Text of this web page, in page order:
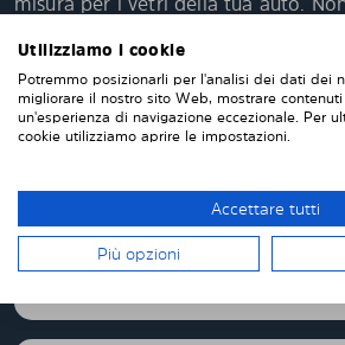
vengono consegnati pretagliati con
perfetta. Abbiamo pannelli oscurati
oltre 4500 differenti modelli di
Quale è il livello di oscuramento
Utilizziamo i cookie
Potremmo posizionarli per l'analisi dei dati dei
migliorare il nostro sito Web, mostrare
un'esperienza di navigazione eccezionale. Per
cookie utilizziamo aprire le impostazioni.
Accettare tutti
Più opzioni